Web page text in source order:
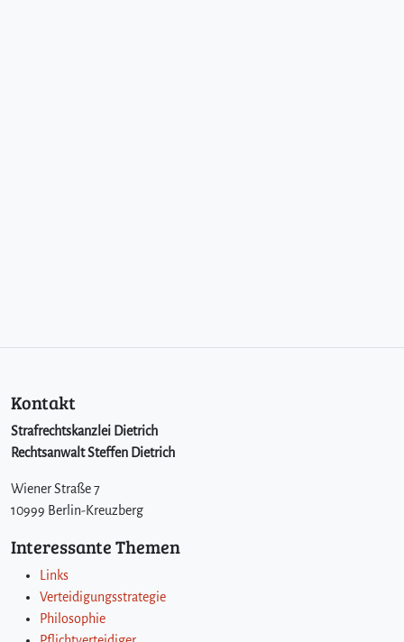
Kontakt
Strafrechtskanzlei Dietrich
Rechtsanwalt Steffen Dietrich
Wiener Straße 7
10999 Berlin-Kreuzberg
Interessante Themen
Links
Verteidigungsstrategie
Philosophie